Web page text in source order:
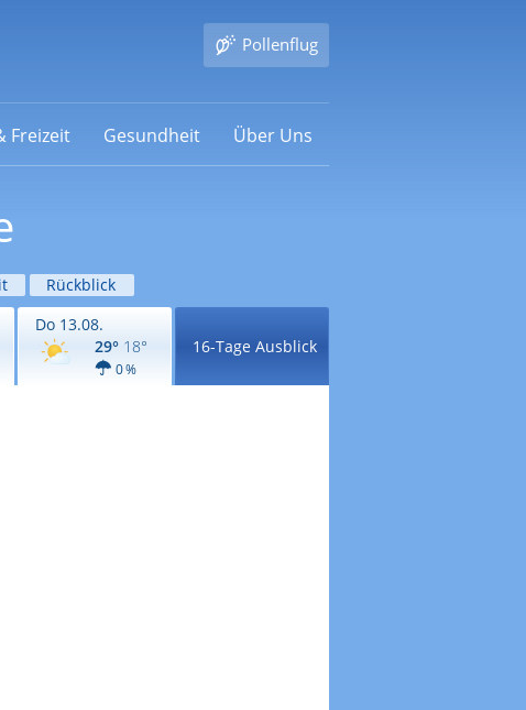
Pollenflug
Freizeit Gesundheit Über Uns
Rückblick
Do 13.08.
29° 18°
0 %
16-Tage Ausblick